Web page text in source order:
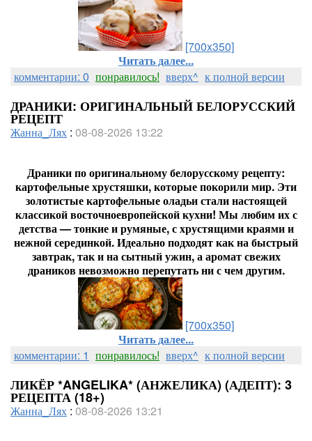
[700x350]
Читать далее...
комментарии: 0 понравилось! вверх^ к полной версии
ДРАНИКИ: ОРИГИНАЛЬНЫЙ БЕЛОРУССКИЙ
РЕЦЕПТ
Жанна_Лях : 08-08-2026 13:22
Драники по оригинальному белорусскому рецепту:
картофельные хрустяшки, которые покорили мир. Эти
золотистые картофельные оладьи стали настоящей
классикой восточноевропейской кухни! Мы любим их с
детства — тонкие и румяные, с хрустящими краями и
нежной серединкой. Идеально подходят как на быстрый
завтрак, так и на сытный ужин, а аромат свежих
драников невозможно перепутать ни с чем другим.
[700x350]
Читать далее...
комментарии: 1 понравилось! вверх^ к полной версии
ЛИКЁР *ANGELIKA* (АНЖЕЛИКА) (АДЕПТ): 3
РЕЦЕПТА (18+)
Жанна_Лях : 08-08-2026 13:21